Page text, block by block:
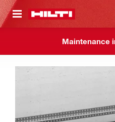
到主页
Maintenance